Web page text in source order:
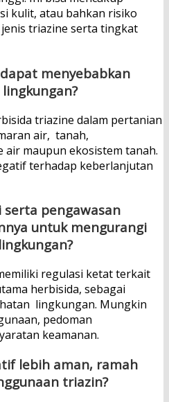
kulit, atau bahkan risiko
triazine serta tingkat
menyebabkan
triazine dalam pertanian
air, tanah,
maupun ekosistem tanah.
terhadap keberlanjutan
serta pengawasan
untuk mengurangi
regulasi ketat terkait
herbisida, sebagai
lingkungan. Mungkin
pedoman
keamanan.
lebih aman, ramah
triazin?